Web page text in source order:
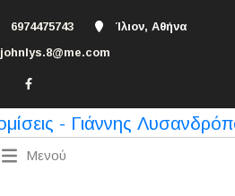
6974475743
Ίλιον, Αθήνα
johnlys.8@me.com
Μενού